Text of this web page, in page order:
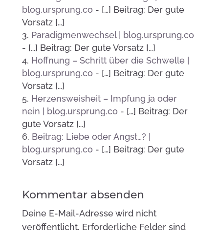
blog.ursprung.co - […] Beitrag: Der gute
Vorsatz […]
Paradigmenwechsel | blog.ursprung.co
- […] Beitrag: Der gute Vorsatz […]
Hoffnung – Schritt über die Schwelle |
blog.ursprung.co - […] Beitrag: Der gute
Vorsatz […]
Herzensweisheit – Impfung ja oder
nein | blog.ursprung.co - […] Beitrag: Der
gute Vorsatz […]
Beitrag: Liebe oder Angst…? |
blog.ursprung.co - […] Beitrag: Der gute
Vorsatz […]
Kommentar absenden
Deine E-Mail-Adresse wird nicht
veröffentlicht. Erforderliche Felder sind